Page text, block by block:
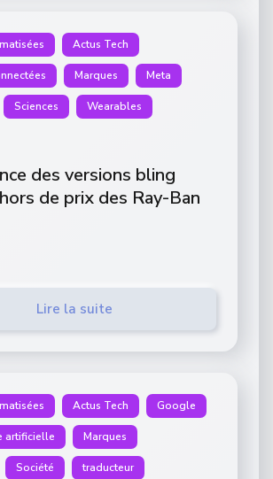
Actus Tech
Marques Meta
Sciences Wearables
des versions bling
de prix des Ray-Ban
Lire la suite
Actus Tech Google
artificielle Marques
Société traducteur